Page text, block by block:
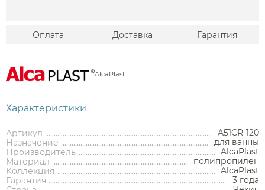
Оплата Доставка Гарантия
AlcaPlast
Характеристики
Артикул
A51CR-120
Назначение
для ванны
Производитель
AlcaPlast
Материал
полипропилен
Коллекция
AlcaPlast
Гарантия
3 года